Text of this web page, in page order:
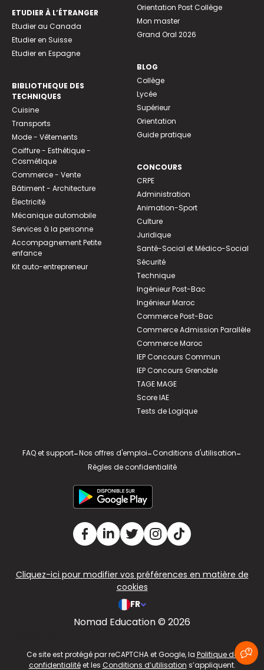
ETUDIER À L’ÉTRANGER
Etudier au Canada
Etudier en Suisse
Etudier en Espagne
BIBLIOTHEQUE DES
TECHNIQUES
Cuisine
Transports
Mode - Vêtements
Coiffure - Esthétique -
Cosmétique
Commerce - Vente
Bâtiment - Architecture
Électricité
Mécanique automobile
Services à la personne
Accompagnement Petite
enfance
Kit auto-entrepreneur
Orientation Post Collège
Mon master
Grand Oral 2026
BLOG
Collège
Lycée
Supérieur
Orientation
Guide pratique
CONCOURS
CRPE
Administration
Animation-Sport
Culture
Juridique
Santé-Social et Médico-Social
Sécurité
Technique
Ingénieur Post-Bac
Ingénieur Maroc
Commerce Post-Bac
Commerce Admission Parallèle
Commerce Maroc
IEP Concours Commun
IEP Concours Grenoble
TAGE MAGE
Score IAE
Tests de Logique
FAQ et support-Nos offres d'emploi-Conditions d'utilisation-
Règles de confidentialité
Cliquez-ici pour modifier vos préférences en matière de
cookies
FR
Nomad Education © 2026
Ce site est protégé par reCAPTCHA et Google, la Politique de
confidentialitéet les Conditions d’utilisation s’appliquent.